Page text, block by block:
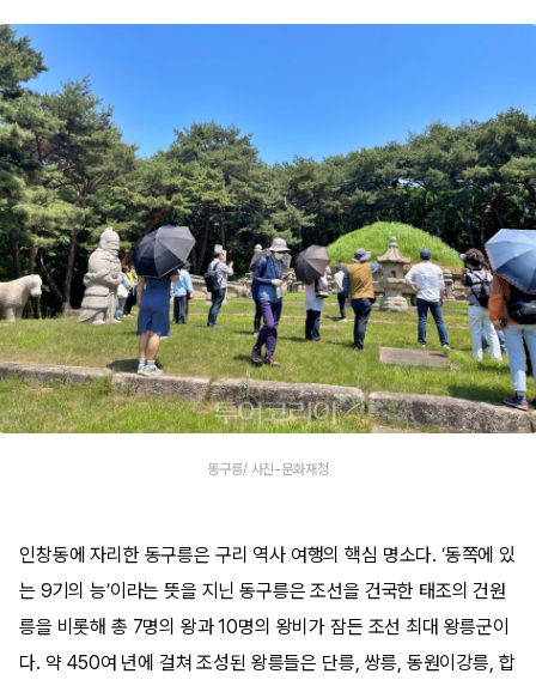
동구릉/ 사진-문화재청
인창동에 자리한 동구릉은 구리 역사 여행의 핵심 명소다. ‘동쪽에 있
는 9기의 능’이라는 뜻을 지닌 동구릉은 조선을 건국한 태조의 건원
릉을 비롯해 총 7명의 왕과 10명의 왕비가 잠든 조선 최대 왕릉군이
다. 약 450여 년에 걸쳐 조성된 왕릉들은 단릉, 쌍릉, 동원이강릉, 합